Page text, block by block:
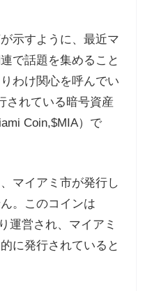
示すように、最近マ
で話題を集めること
わけ関心を呼んでい
されている暗号資産
Coin,$MIA）で
マイアミ市が発行し
。このコインは
運営され、マイアミ
に発行されていると